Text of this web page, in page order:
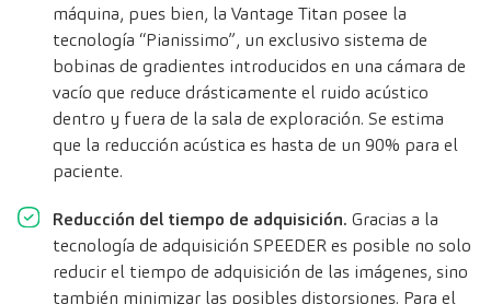
máquina, pues bien, la Vantage Titan posee la
tecnología “Pianissimo”, un exclusivo sistema de
bobinas de gradientes introducidos en una cámara de
vacío que reduce drásticamente el ruido acústico
dentro y fuera de la sala de exploración. Se estima
que la reducción acústica es hasta de un 90% para el
paciente.
Reducción del tiempo de adquisición. Gracias a la
tecnología de adquisición SPEEDER es posible no solo
reducir el tiempo de adquisición de las imágenes, sino
también minimizar las posibles distorsiones. Para el